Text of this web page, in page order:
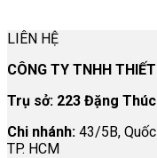
LIÊN HỆ
CÔNG TY TNHH
Trụ sở: 223 Đặng
Chi nhánh: 43/5B,
TP. HCM